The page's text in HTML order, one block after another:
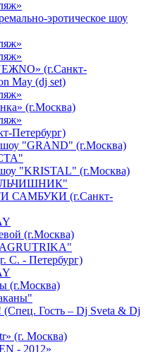
эротическое шоу
(г.Санкт-
May (dj set)
(г.Москва)
Петербург)
шоу "GRAND" (г.Москва)
"KRISTAL" (г.Москва)
САМБУКИ (г.Санкт-
(г.Москва)
С. - Петербург)
(г.Москва)
(Спец. Гость – Dj Sveta & Dj
(г. Москва)
- 2012»